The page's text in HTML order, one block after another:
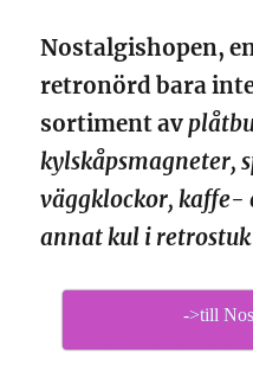
Nostalgishopen,
retronörd bara
sortiment av
kylskåpsmagneter,
väggklockor, kaffe-
annat kul i retrostuk
->till